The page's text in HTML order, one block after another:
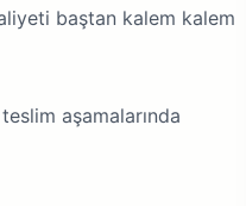
baştan kalem kalem
aşamalarında